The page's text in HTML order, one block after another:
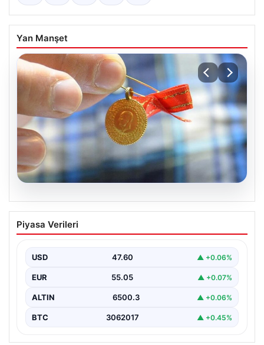
Yan Manşet
05.08.2026
Altın fiyatları canlı 8 Nisan 2026:
Güncel alış ve satış rakamlarıyla
Altın piyasası, son dönemlerde yaşanan jeopolitik
hareketli bir…
Piyasa Verileri
USD 47.60 ▲ +0.06%
EUR 55.05 ▲ +0.07%
ALTIN 6500.3 ▲ +0.06%
BTC 3062017 ▲ +0.45%